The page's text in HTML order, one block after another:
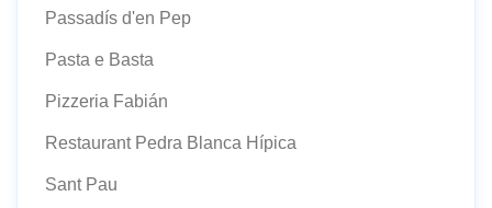
Passadís d'en Pep
Pasta e Basta
Pizzeria Fabián
Restaurant Pedra Blanca Hípica
Sant Pau